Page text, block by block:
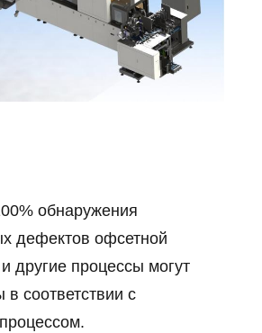
обнаружения
дефектов офсетной
другие процессы могут
соответствии с